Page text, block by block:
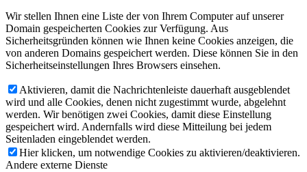
Wir stellen Ihnen eine Liste der von Ihrem Computer auf unserer
Domain gespeicherten Cookies zur Verfügung. Aus
Sicherheitsgründen können wie Ihnen keine Cookies anzeigen, die
von anderen Domains gespeichert werden. Diese können Sie in den
Sicherheitseinstellungen Ihres Browsers einsehen.
Aktivieren, damit die Nachrichtenleiste dauerhaft ausgeblendet
wird und alle Cookies, denen nicht zugestimmt wurde, abgelehnt
werden. Wir benötigen zwei Cookies, damit diese Einstellung
gespeichert wird. Andernfalls wird diese Mitteilung bei jedem
Seitenladen eingeblendet werden.
Hier klicken, um notwendige Cookies zu aktivieren/deaktivieren.
Andere externe Dienste